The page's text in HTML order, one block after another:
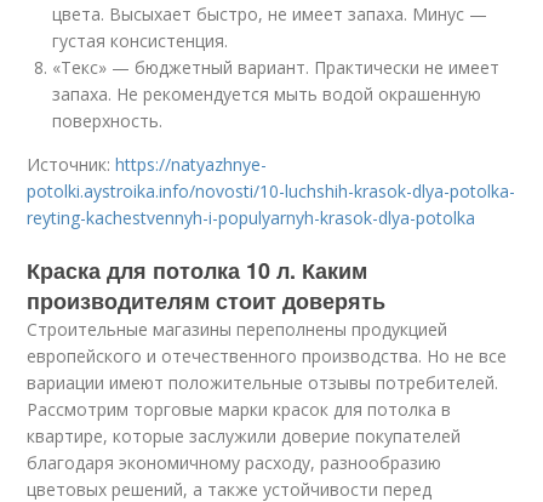
цвета. Высыхает быстро, не имеет запаха. Минус —
густая консистенция.
«Текс» — бюджетный вариант. Практически не имеет
запаха. Не рекомендуется мыть водой окрашенную
поверхность.
Источник:https://natyazhnye-
potolki.aystroika.info/novosti/10-luchshih-krasok-dlya-potolka-
reyting-kachestvennyh-i-populyarnyh-krasok-dlya-potolka
Краска для потолка 10 л. Каким
производителям стоит доверять
Строительные магазины переполнены продукцией
европейского и отечественного производства. Но не все
вариации имеют положительные отзывы потребителей.
Рассмотрим торговые марки красок для потолка в
квартире, которые заслужили доверие покупателей
благодаря экономичному расходу, разнообразию
цветовых решений, а также устойчивости перед